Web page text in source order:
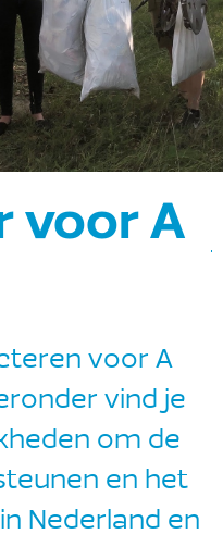
voor A
voor A
vind je
om de
en het
Nederland en